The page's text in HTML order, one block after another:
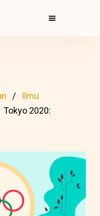
Ilmu
Tokyo 2020: